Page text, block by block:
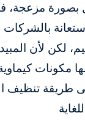
بصورة مزعجة،
لكن لأن
مكونات
طريقة تنظيف